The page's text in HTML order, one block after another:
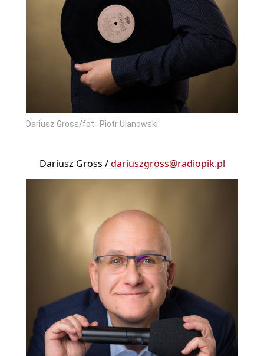
Dariusz Gross/fot.: Piotr Ulanowski
Dariusz Gross /dariuszgross@radiopik.pl